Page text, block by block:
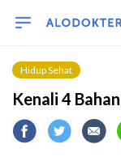
Hidup Sehat
Kenali 4